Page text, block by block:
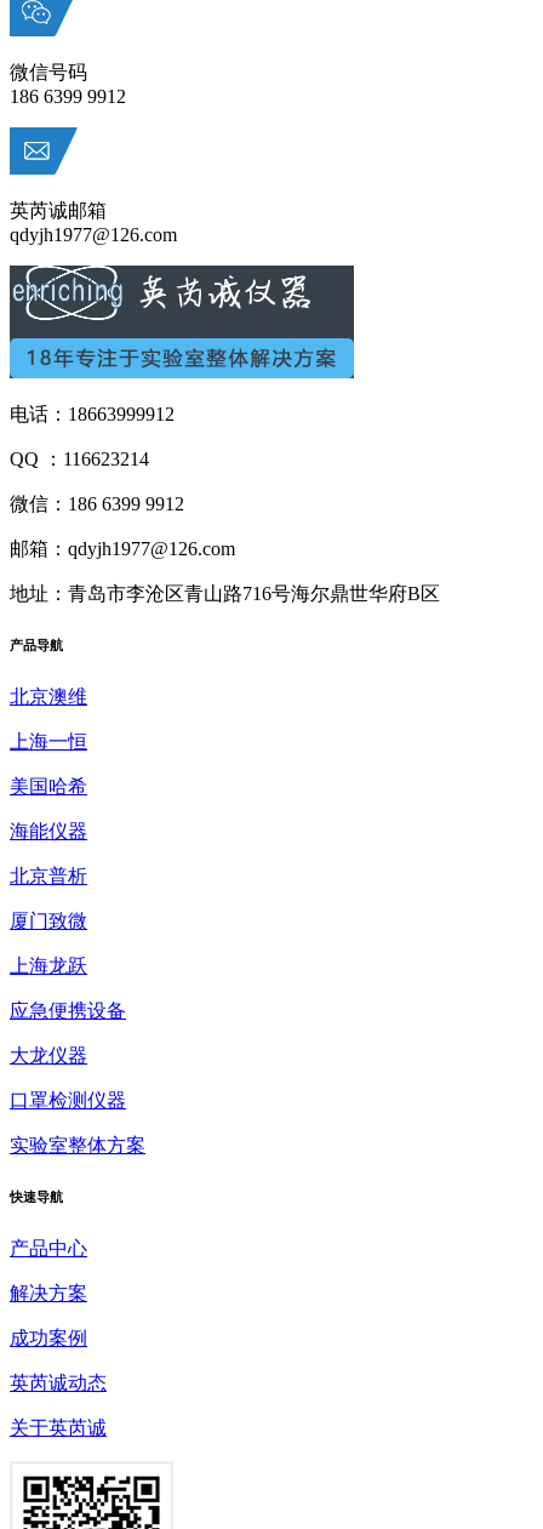
微信号码
186 6399 9912
英芮诚邮箱
qdyjh1977@126.com
电话：18663999912
QQ ：116623214
微信：186 6399 9912
邮箱：qdyjh1977@126.com
地址：青岛市李沧区青山路716号海尔鼎世华府B区
产品导航
北京澳维
上海一恒
美国哈希
海能仪器
北京普析
厦门致微
上海龙跃
应急便携设备
大龙仪器
口罩检测仪器
实验室整体方案
快速导航
产品中心
解决方案
成功案例
英芮诚动态
关于英芮诚